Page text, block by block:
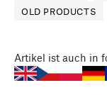
OLD PRODUCTS
Artikel ist auch in